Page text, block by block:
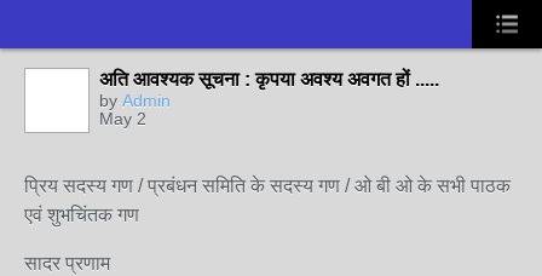
अति आवश्यक सूचना : कृपया अवश्य अवगत हों .....
by Admin
May 2
प्रिय सदस्य गण / प्रबंधन समिति के सदस्य गण / ओ बी ओ के सभी पाठक
एवं शुभचिंतक गण
सादर प्रणाम